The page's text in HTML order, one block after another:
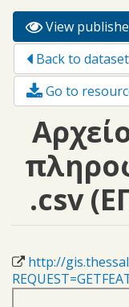
Primary
View
Back to dataset
Go to
.csv
http://